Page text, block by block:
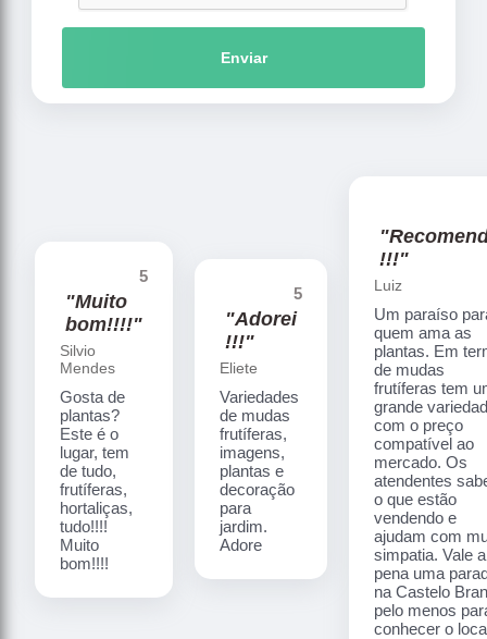
Enviar
5
"Muito
bom!!!!"
Silvio
Mendes
Gosta de
plantas?
Este é o
lugar, tem
de tudo,
frutíferas,
hortaliças,
tudo!!!!
Muito
bom!!!!
5
"Adorei
!!!"
Eliete
Variedades
de mudas
frutíferas,
imagens,
plantas e
decoração
para
jardim.
Adore
!!!"
Luiz
Um paraíso
quem ama as
plantas. Em
de mudas
frutíferas tem
grande
com o preço
compatível ao
mercado. Os
atendentes
o que estão
vendendo e
ajudam com
simpatia. Vale a
pena uma
na Castelo
pelo menos
conhecer o